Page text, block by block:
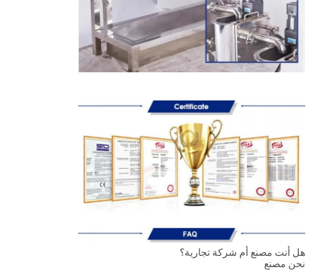
هل أنت مصنع أم شركة تجارية؟
نحن مصنع